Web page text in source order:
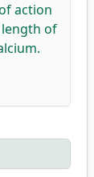
action
of